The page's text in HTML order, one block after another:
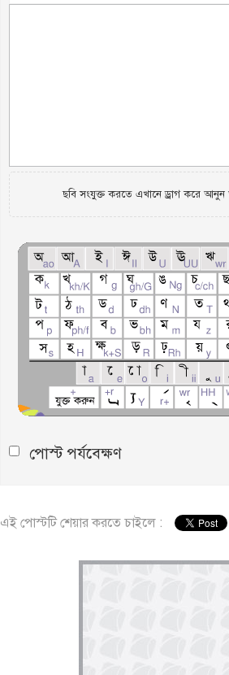
ছবি সংযুক্ত করতে এখানে ড্রাগ করে
পোস্ট পর্যবেক্ষণ
এই পোস্টটি শেয়ার করতে চাইলে :